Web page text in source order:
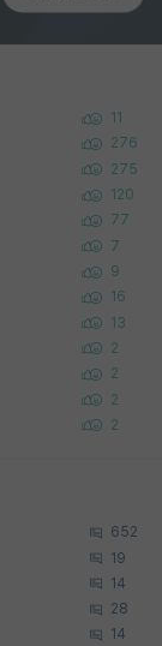
11
276
275
120
77
7
9
16
13
2
2
2
2
652
19
14
28
14